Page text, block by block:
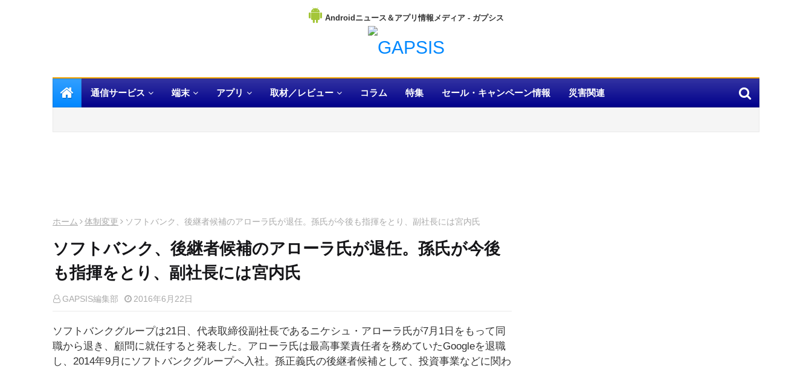
Androidニュース＆アプリ情報メディア
通信サービス 端末 アプリ 取材／レビュー コラム 特集 セール・キャンペーン情報 災害関連
ホーム 体制変更 ソフトバンク、後継者候補のアローラ氏が退任。孫氏が今後も指揮をとり、副社長には宮内氏
ソフトバンク、後継者候補のアローラ氏が退任。孫氏が今後
も指揮をとり、副社長には宮内氏
GAPSIS編集部 2016年6月22日
ソフトバンクグループは21日、代表取締役副社長であるニケシュ・アローラ氏が7月1日をもって同
職から退き、顧問に就任すると発表した。アローラ氏は最高事業責任者を務めていたGoogleを退職
し、2014年9月にソフトバンクグループへ入社。孫正義氏の後継者候補として、投資事業などに関わ